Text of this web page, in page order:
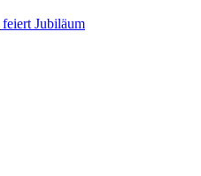
Jubiläum